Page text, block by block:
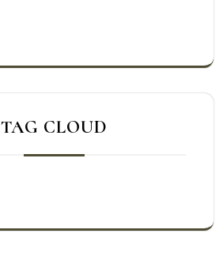
TAG CLOUD